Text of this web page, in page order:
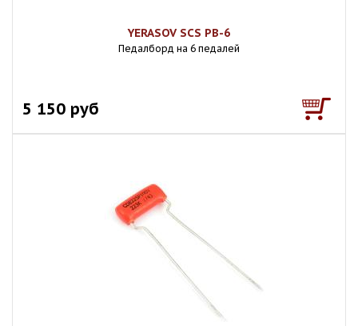
YERASOV SCS PB-6
Педалборд на 6 педалей
5 150 руб